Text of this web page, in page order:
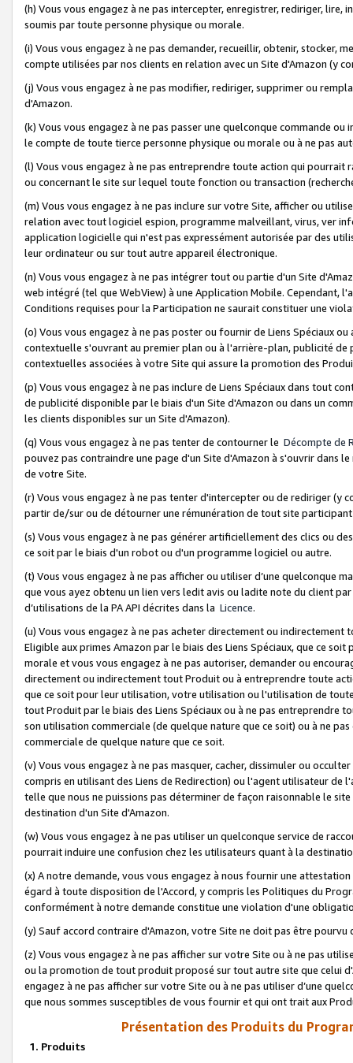
(h) Vous vous engagez à ne pas intercepter, enregistrer, rediriger,
soumis par toute personne physique ou morale.
(i) Vous vous engagez à ne pas demander, recueillir, obtenir, stocker,
compte utilisées par nos clients en relation avec un Site d'Amazon (y
(j) Vous vous engagez à ne pas modifier, rediriger, supprimer ou
d'Amazon.
(k) Vous vous engagez à ne pas passer une quelconque commande
le compte de toute tierce personne physique ou morale ou à ne pas
(l) Vous vous engagez à ne pas entreprendre toute action qui
ou concernant le site sur lequel toute fonction ou transaction
(m) Vous vous engagez à ne pas inclure sur votre Site, afficher ou
relation avec tout logiciel espion, programme malveillant, virus, ver
application logicielle qui n'est pas expressément autorisée par des
leur ordinateur ou sur tout autre appareil électronique.
(n) Vous vous engagez à ne pas intégrer tout ou partie d'un Site
web intégré (tel que WebView) à une Application Mobile. Cependant,
Conditions requises pour la Participation ne saurait constituer une
(o) Vous vous engagez à ne pas poster ou fournir de Liens Spéciaux
contextuelle s'ouvrant au premier plan ou à l'arrière-plan, publicité
contextuelles associées à votre Site qui assure la promotion des
(p) Vous vous engagez à ne pas inclure de Liens Spéciaux dans tout
de publicité disponible par le biais d'un Site d'Amazon ou dans un
les clients disponibles sur un Site d'Amazon).
(q) Vous vous engagez à ne pas tenter de contourner le Décompte de
pouvez pas contraindre une page d'un Site d'Amazon à s'ouvrir dans
de votre Site.
(r) Vous vous engagez à ne pas tenter d'intercepter ou de rediriger
partir de/sur ou de détourner une rémunération de tout site
(s) Vous vous engagez à ne pas générer artificiellement des clics ou
ce soit par le biais d'un robot ou d'un programme logiciel ou autre.
(t) Vous vous engagez à ne pas afficher ou utiliser d’une quelconque
que vous ayez obtenu un lien vers ledit avis ou ladite note du client
d’utilisations de la PA API décrites dans la Licence.
(u) Vous vous engagez à ne pas acheter directement ou
Eligible aux primes Amazon par le biais des Liens Spéciaux, que ce
morale et vous vous engagez à ne pas autoriser, demander ou
directement ou indirectement tout Produit ou à entreprendre toute
que ce soit pour leur utilisation, votre utilisation ou l'utilisation de
tout Produit par le biais des Liens Spéciaux ou à ne pas entreprendre
son utilisation commerciale (de quelque nature que ce soit) ou à ne
commerciale de quelque nature que ce soit.
(v) Vous vous engagez à ne pas masquer, cacher, dissimuler ou
compris en utilisant des Liens de Redirection) ou l'agent utilisateur
telle que nous ne puissions pas déterminer de façon raisonnable le
destination d'un Site d'Amazon.
(w) Vous vous engagez à ne pas utiliser un quelconque service de
pourrait induire une confusion chez les utilisateurs quant à la
(x) A notre demande, vous vous engagez à nous fournir une
égard à toute disposition de l'Accord, y compris les Politiques du
conformément à notre demande constitue une violation d'une
(y) Sauf accord contraire d'Amazon, votre Site ne doit pas être
(z) Vous vous engagez à ne pas afficher sur votre Site ou à ne pas
ou la promotion de tout produit proposé sur tout autre site que celui
engagez à ne pas afficher sur votre Site ou à ne pas utiliser d’une
que nous sommes susceptibles de vous fournir et qui ont trait aux
Présentation des Produits du
1. Produits